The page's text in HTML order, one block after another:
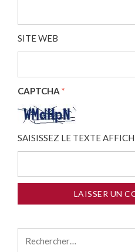
SITE WEB
CAPTCHA *
SAISISSEZ LE TEXTE